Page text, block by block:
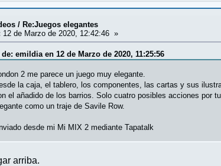
/ Re:Juegos elegantes
12 de Marzo de 2020, 12:42:46 »
de: emildia en 12 de Marzo de 2020, 11:25:56
2 me parece un juego muy elegante.
la caja, el tablero, los componentes, las cartas y sus
el añadido de los barrios. Solo cuatro posibles acciones por
como un traje de Savile Row.
desde mi Mi MIX 2 mediante Tapatalk
arriba.